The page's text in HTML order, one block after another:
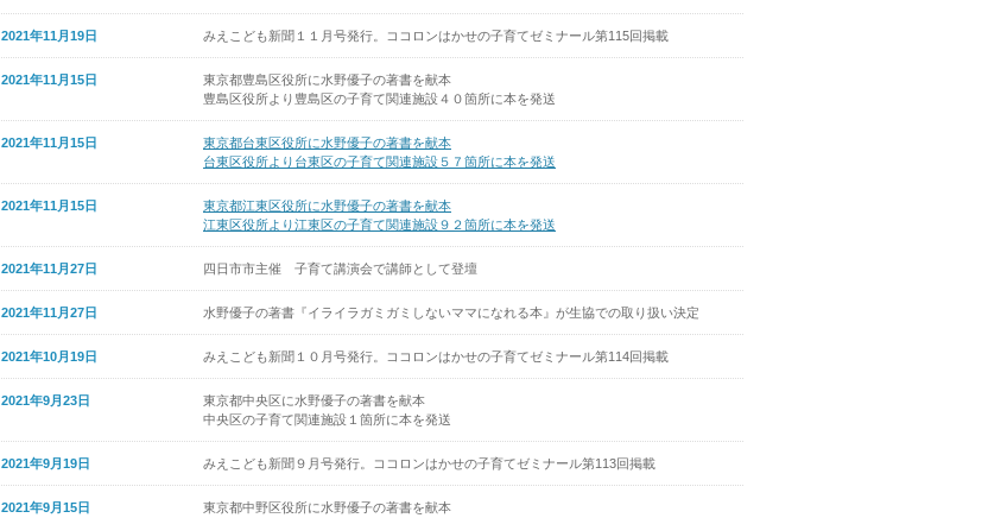
2021年11月19日 みえこども新聞１１月号発行。ココロンはかせの子育てゼミナール第115回掲載
2021年11月15日
東京都豊島区役所に水野優子の著書を献本
豊島区役所より豊島区の子育て関連施設４０箇所に本を発送
2021年11月15日
東京都台東区役所に水野優子の著書を献本
台東区役所より台東区の子育て関連施設５７箇所に本を発送
2021年11月15日
東京都江東区役所に水野優子の著書を献本
江東区役所より江東区の子育て関連施設９２箇所に本を発送
2021年11月27日 四日市市主催 子育て講演会で講師として登壇
2021年11月27日 水野優子の著書『イライラガミガミしないママになれる本』が生協での取り扱い決定
2021年10月19日 みえこども新聞１０月号発行。ココロンはかせの子育てゼミナール第114回掲載
2021年9月23日
東京都中央区に水野優子の著書を献本
中央区の子育て関連施設１箇所に本を発送
2021年9月19日 みえこども新聞９月号発行。ココロンはかせの子育てゼミナール第113回掲載
2021年9月15日
東京都中野区役所に水野優子の著書を献本